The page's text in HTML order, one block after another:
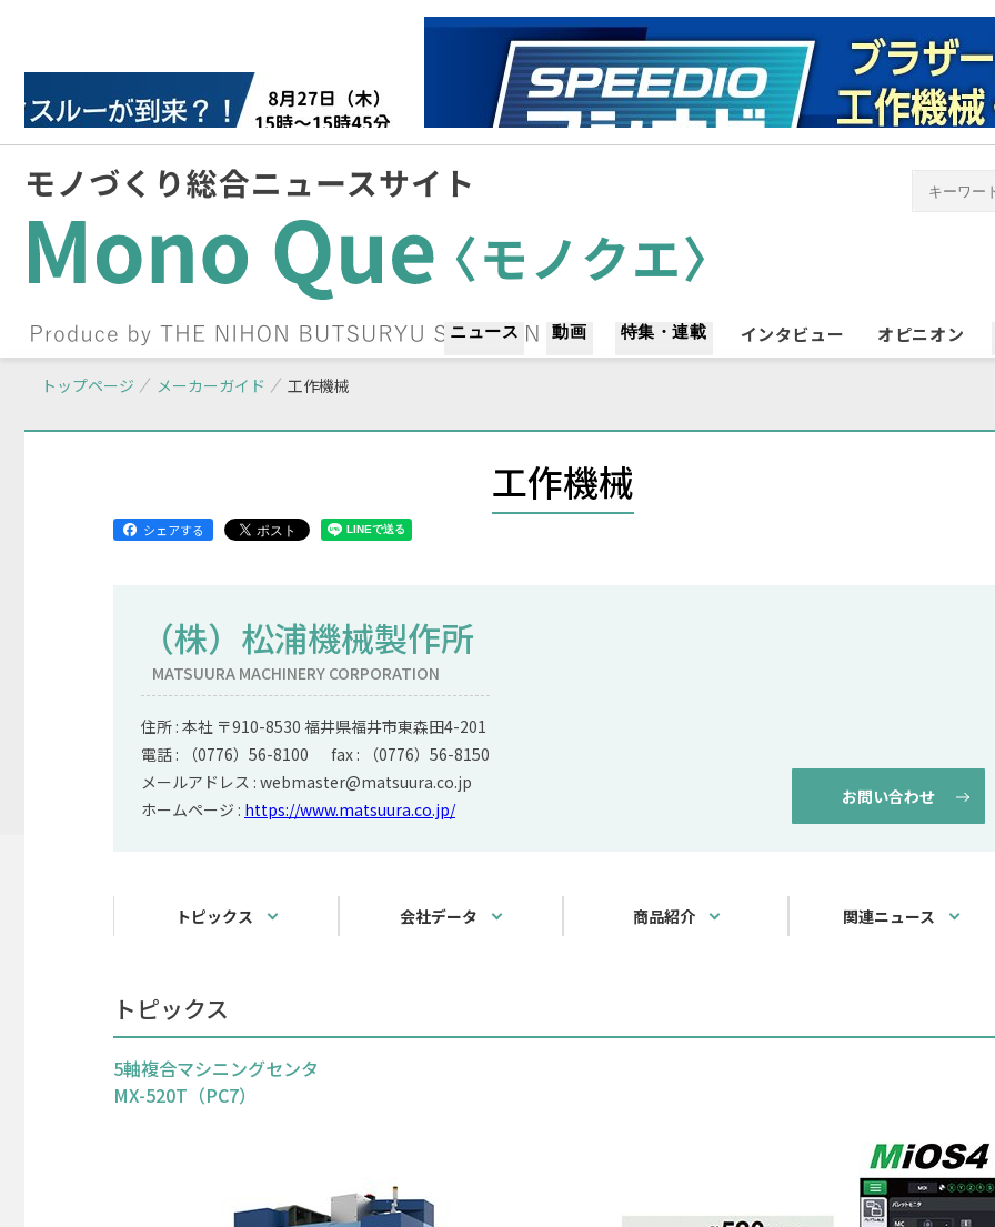
ニュース 動画 特集・連載 インタビュー オピニオン
トップページ メーカーガイド 工作機械
工作機械
シェアする
（株）松浦機械製作所
MATSUURA MACHINERY CORPORATION
住所 : 本社 〒910-8530 福井県福井市東森田4-201
電話 : （0776）56-8100 fax : （0776）56-8150
メールアドレス : webmaster@matsuura.co.jp
ホームページ : https://www.matsuura.co.jp/
お問い合わせ
トピックス 会社データ 商品紹介 関連ニュース
トピックス
5軸複合マシニングセンタ
MX-520T（PC7）